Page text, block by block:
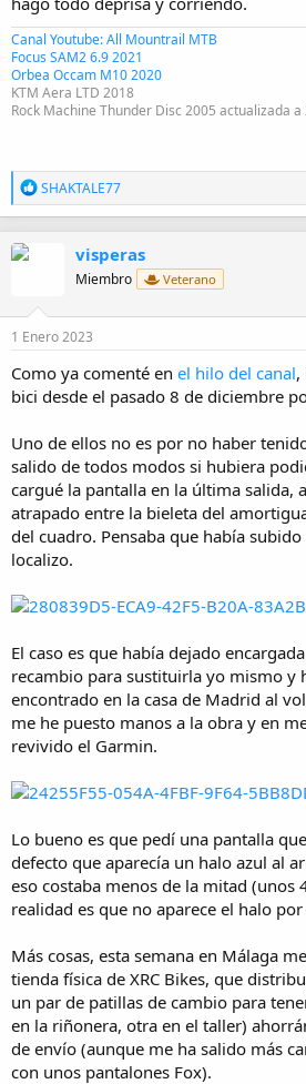
Canal Youtube: All Mountrail MTB
Focus SAM2 6.9 2021
Orbea Occam M10 2020
KTM Aera LTD 2018
Rock Machine Thunder Disc 2005 actualizada a
R
e
a
n
s
SHAKTALE77
visperas
Miembro Veterano
1 Enero 2023
Como ya comenté en el hilo del canal,
bici desde el pasado 8 de diciembre
Uno de ellos no es por no haber
salido de todos modos si hubiera
cargué la pantalla en la última salida,
atrapado entre la bieleta del
del cuadro. Pensaba que había
localizo.
El caso es que había dejado
recambio para sustituirla yo mismo y
encontrado en la casa de Madrid al
me he puesto manos a la obra y en
revivido el Garmin.
Lo bueno es que pedí una pantalla
defecto que aparecía un halo azul al
eso costaba menos de la mitad (unos
realidad es que no aparece el halo
Más cosas, esta semana en Málaga
tienda física de XRC Bikes, que
un par de patillas de cambio para
en la riñonera, otra en el taller)
de envío (aunque me ha salido más
con unos pantalones Fox).